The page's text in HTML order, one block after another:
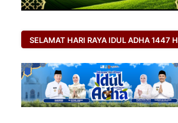
SELAMAT HARI RAYA IDUL ADHA 1447 H